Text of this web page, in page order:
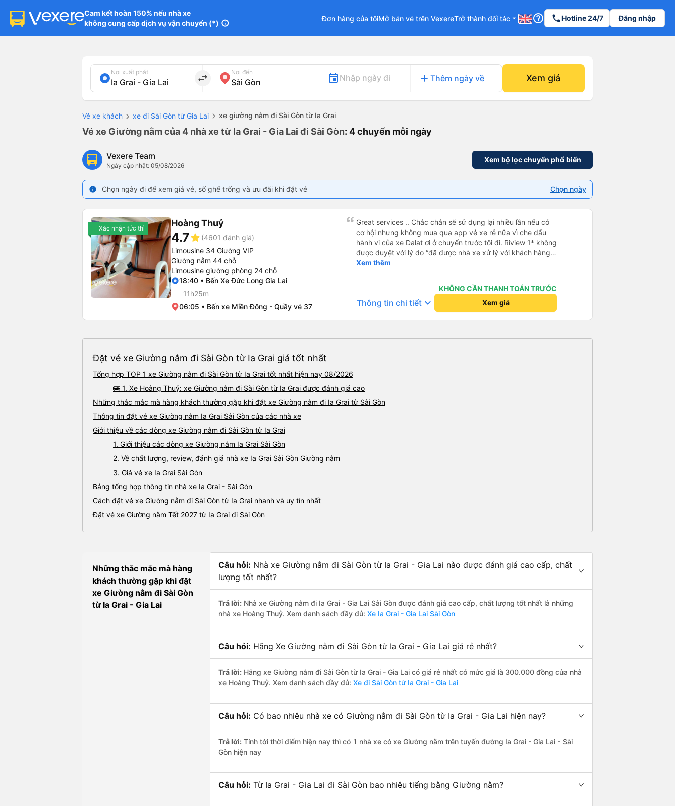
Cam kết hoàn 150% nếu nhà xe
không cung cấp dịch vụ vận chuyển (*) info
Đơn hàng của tôiMở bán vé trên VexereTrở thành đối tác arrow_drop_down help_outline phoneHotline 24/7 Đăng nhập
Nơi xuất phát
import_export
Nơi đến
Nhập ngày đi add Thêm ngày về Xem giá
Vé xe khách xe đi Sài Gòn từ Gia Lai xe giường nằm đi Sài Gòn từ Ia Grai
Vé xe Giường nằm của 4 nhà xe từ Ia Grai - Gia Lai đi Sài Gòn: 4 chuyến mỗi ngày
Vexere Team
Ngày cập nhật: 05/08/2026
Xem bộ lọc chuyến phổ biến
info Chọn ngày đi để xem giá vé, số ghế trống và ưu đãi khi đặt vé Chọn ngày
Xác nhận tức thì Hoàng Thuỷ
4.7star (4601 đánh giá)
Limousine 34 Giường VIP
Giường nằm 44 chỗ
Limousine giường phòng 24 chỗ
18:40 • Bến Xe Đức Long Gia Lai
11h25m
06:05 • Bến xe Miền Đông - Quầy vé 37
Great services .. Chắc chắn sẽ sử dụng lại nhiều lần nếu có
cơ hội nhưng không mua qua app vé xe rẻ nữa vì che dấu
hành vi của xe Dalat ơi ở chuyến trước tôi đi. Riview 1* không
được duyệt với lý do “đã được nhà xe xử lý với khách hàng”
trong khi tôi là khách hàng và trải nghiệm của tôi lại nói là đã
lần này nữa. Sau lần này cả Cty tôi sẽ xóa app vé xe rẻ Vĩnh
viễn vì xử lý tào lao này. Chúng tôi cũng sẽ viết bài trên các
nền tảng về trải nghiệm của tôi cả về Dalat lẫn vé xe rẻ. Xin
Xem thêm
KHÔNG CẦN THANH TOÁN TRƯỚC
Thông tin chi tiết keyboard_arrow_down Xem giá
Đặt vé xe Giường nằm đi Sài Gòn từ Ia Grai giá tốt nhất
Tổng hợp TOP 1 xe Giường nằm đi Sài Gòn từ Ia Grai tốt nhất hiện nay 08/2026
🚌 1. Xe Hoàng Thuỷ: xe Giường nằm đi Sài Gòn từ Ia Grai được đánh giá cao
Những thắc mắc mà hàng khách thường gặp khi đặt xe Giường nằm đi Ia Grai từ Sài Gòn
Thông tin đặt vé xe Giường nằm Ia Grai Sài Gòn của các nhà xe
Giới thiệu về các dòng xe Giường nằm đi Sài Gòn từ Ia Grai
1. Giới thiệu các dòng xe Giường nằm Ia Grai Sài Gòn
2. Về chất lượng, review, đánh giá nhà xe Ia Grai Sài Gòn Giường nằm
3. Giá vé xe Ia Grai Sài Gòn
Bảng tổng hợp thông tin nhà xe Ia Grai - Sài Gòn
Cách đặt vé xe Giường nằm đi Sài Gòn từ Ia Grai nhanh và uy tín nhất
Đặt vé xe Giường nằm Tết 2027 từ Ia Grai đi Sài Gòn
Những thắc mắc mà hàng
khách thường gặp khi đặt
xe Giường nằm đi Sài Gòn
từ Ia Grai - Gia Lai
Câu hỏi: Nhà xe Giường nằm đi Sài Gòn từ Ia Grai - Gia Lai nào được đánh giá cao cấp, chất
lượng tốt nhất?
Trả lời: Nhà xe Giường nằm đi Ia Grai - Gia Lai Sài Gòn được đánh giá cao cấp, chất lượng tốt nhất là những
nhà xe Hoàng Thuỷ. Xem danh sách đầy đủ: Xe Ia Grai - Gia Lai Sài Gòn
Câu hỏi: Hãng Xe Giường nằm đi Sài Gòn từ Ia Grai - Gia Lai giá rẻ nhất?
Trả lời: Hãng xe Giường nằm đi Sài Gòn từ Ia Grai - Gia Lai có giá rẻ nhất có mức giá là 300.000 đồng của nhà
xe Hoàng Thuỷ. Xem danh sách đầy đủ: Xe đi Sài Gòn từ Ia Grai - Gia Lai
Câu hỏi: Có bao nhiêu nhà xe có Giường nằm đi Sài Gòn từ Ia Grai - Gia Lai hiện nay?
Trả lời: Tính tới thời điểm hiện nay thì có 1 nhà xe có xe Giường nằm trên tuyến đường Ia Grai - Gia Lai - Sài
Gòn hiện nay
Câu hỏi: Từ Ia Grai - Gia Lai đi Sài Gòn bao nhiêu tiếng bằng Giường nằm?